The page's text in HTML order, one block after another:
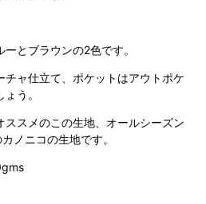
とブラウンの2色です。
チャ仕立て、ポケットはアウトポケ
う。
ススメのこの生地、オールシーズン
ノニコの生地です。